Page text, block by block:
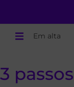
Em alta
3